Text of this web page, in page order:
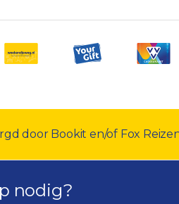
door Bookit en/of Fox
nodig?